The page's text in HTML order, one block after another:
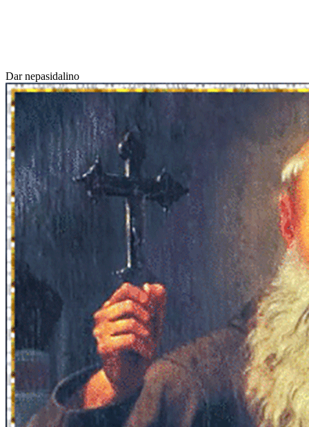
Dar nepasidalino